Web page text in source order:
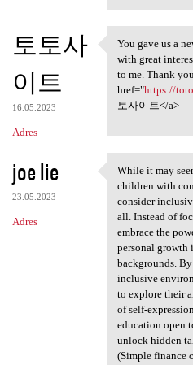
토토사
이트
16.05.2023
Adres
You gave us
You gave us a
with great
to me. Thank
href="https://
토사이트</a>
joe lie
23.05.2023
Adres
While it may
While it may
children with
consider
all. Instead of
embrace the
personal growth
backgrounds.
inclusive
to explore their
of self-
education open
unlock hidden
(Simple finance